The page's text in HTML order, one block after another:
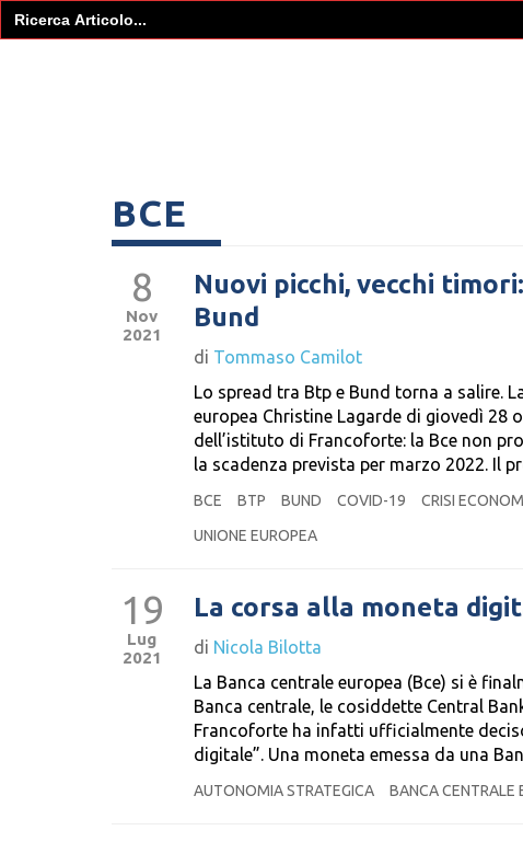
Search
for:
BCE
8
Nov
2021
Nuovi picchi, vecchi
Bund
di Tommaso Camilot
Lo spread tra Btp e Bund torna a salire.
europea Christine Lagarde di giovedì
dell’istituto di Francoforte: la Bce non
la scadenza prevista per marzo 2022. Il
BCE BTP BUND COVID-19 CRISI
UNIONE EUROPEA
19
Lug
2021
La corsa alla moneta
di Nicola Bilotta
La Banca centrale europea (Bce) si è
Banca centrale, le cosiddette Central
Francoforte ha infatti ufficialmente
digitale”. Una moneta emessa da una
AUTONOMIA STRATEGICA BANCA CENTRALE